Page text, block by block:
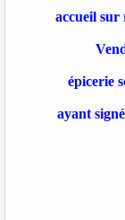
accueil sur
épicerie
ayant